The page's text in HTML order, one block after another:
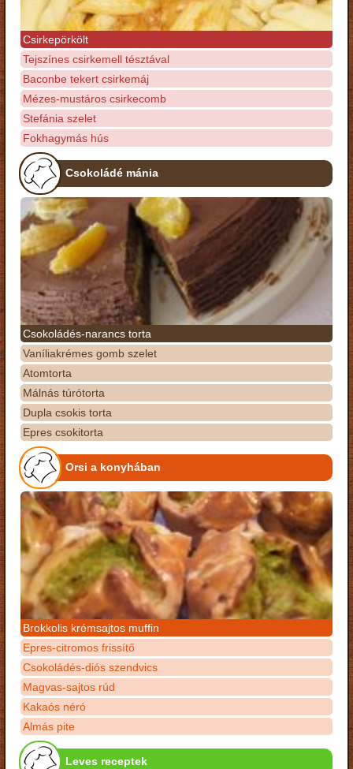
Csirkepörkölt
Tejszínes csirkemell tésztával
Baconbe tekert csirkemáj
Mézes-mustáros csirkecomb
Stefánia szelet
Fokhagymás hús
Csokoládé mánia
Csokoládés-narancs torta
Vaníliakrémes gomb szelet
Atomtorta
Málnás túrótorta
Dupla csokis torta
Epres csokitorta
Orsi a konyhában
Brokkolis krémsajtos muffin
Epres-citromos frissítő
Csokoládés-diós szendvics
Magvas-sajtos rúd
Kakaós néró
Almás pite
Leves receptek